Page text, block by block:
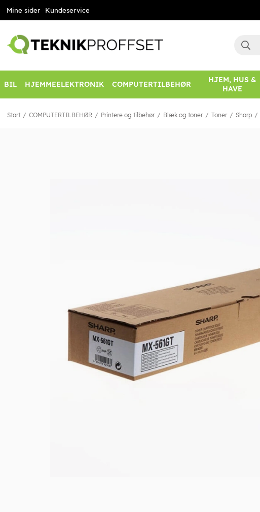
Mine sider Kundeservice
BIL HJEMMEELEKTRONIK COMPUTERTILBEHØR
HJEM, HUS &
HAVE
Start COMPUTERTILBEHØR Printere og tilbehør Blæk og toner Toner Sharp